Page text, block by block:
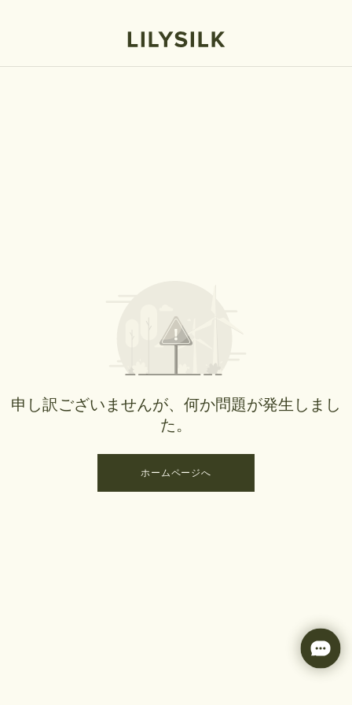
申し訳ございませんが、何か問題が発生しまし
た。
ホームページへ